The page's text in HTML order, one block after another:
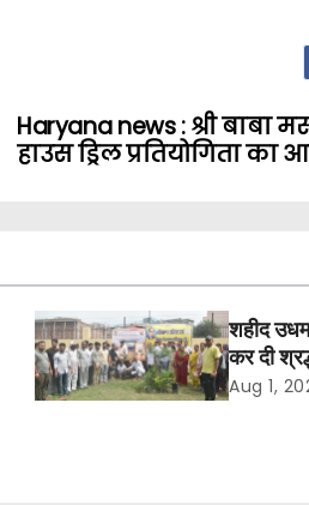
Haryana news : श्री बाबा
हाउस ड्रिल प्रतियोगिता का
शहीद
कर दी
अवकाश
Aug 1,